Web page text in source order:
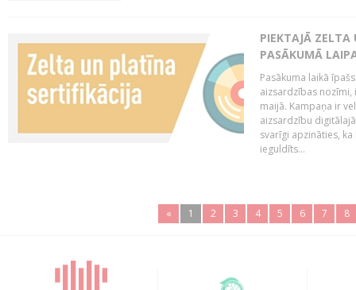
PIEKTAJĀ ZELTA
PASĀKUMĀ
Pasākuma laikā
aizsardzības nozīmi,
maijā. Kampaņa ir
aizsardzību
svarīgi apzināties,
ieguldīts...
« 1 2 3 4 5 6 7 8